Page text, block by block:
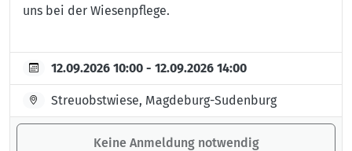
uns bei der Wiesenpflege.
12.09.2026 10:00 - 12.09.2026 14:00
Streuobstwiese, Magdeburg-Sudenburg
Keine Anmeldung notwendig